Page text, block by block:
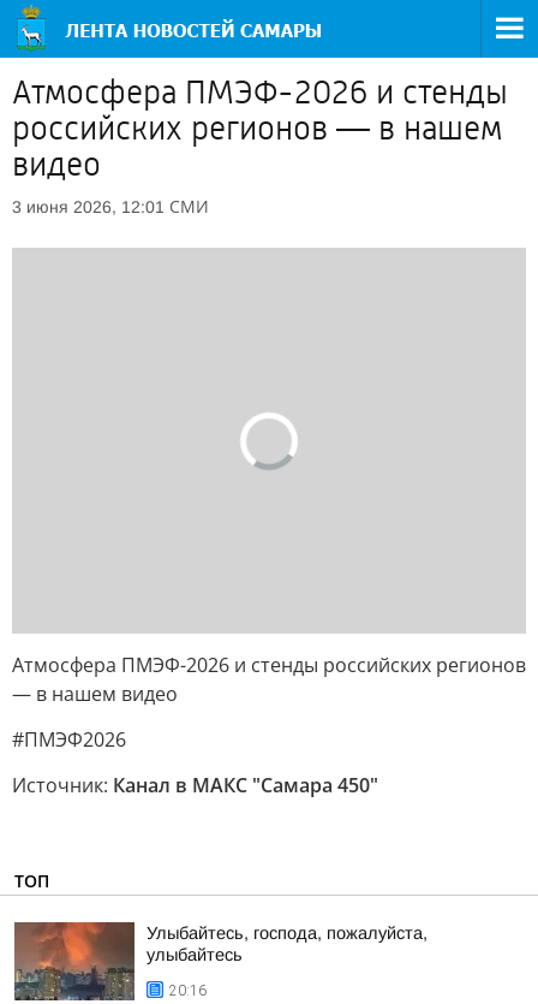
Атмосфера ПМЭФ-2026 и стенды
российских регионов — в нашем
видео
3 июня 2026, 12:01 СМИ
Атмосфера ПМЭФ-2026 и стенды российских регионов
— в нашем видео
#ПМЭФ2026
Источник: Канал в МАКС "Самара 450"
ТОП
Улыбайтесь, господа, пожалуйста,
улыбайтесь
20:16